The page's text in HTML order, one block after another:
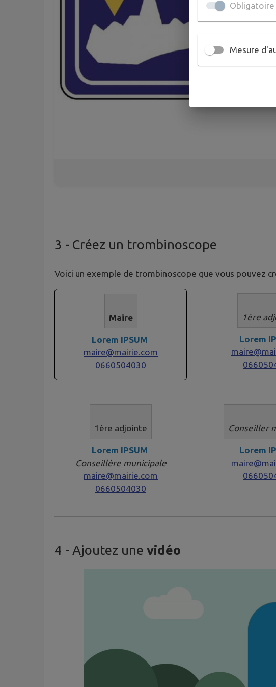
3 - Créez un trombinoscope
Voici un exemple de trombinoscope que vous pouvez
Maire
Lorem IPSUM
maire@mairie.com
0660504030
1ère
Lorem
1ère adjointe​​​​​
Lorem IPSUM
Conseillère municipale
maire@mairie.com
0660504030
Conseiller
Lorem
4 - Ajoutez une vidéo
Obligatoire
Mesure